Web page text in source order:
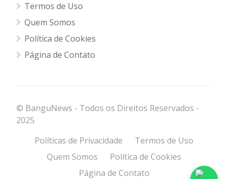
Termos de Uso
Quem Somos
Política de Cookies
Página de Contato
© BanguNews - Todos os Direitos Reservados -
2025
Políticas de Privacidade
Termos de Uso
Quem Somos
Política de Cookies
Página de Contato